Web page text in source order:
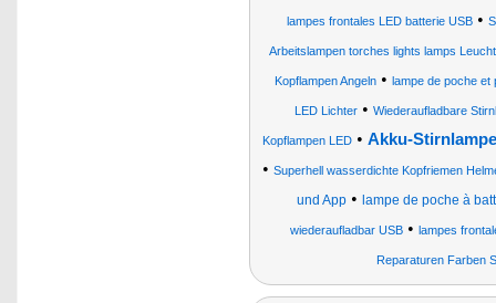
lampes frontales LED batterie USB•
Arbeitslampen torches lights lamps
Kopflampen Angeln• lampe de poche et
LED Lichter • Wiederaufladbare
Kopflampen LED • Akku-
• Superhell wasserdichte Kopfriemen
und App • lampe de poche à
wiederaufladbar USB • lampes
Reparaturen Farben